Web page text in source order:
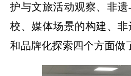
护与文旅活动观察、非
校、媒体场景的构建、
和品牌化探索四个方面做